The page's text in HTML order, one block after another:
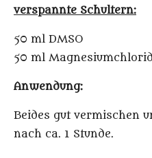
verspannte Schultern:
50 ml DMSO
50 ml
Anwendung:
Beides gut vermischen
nach ca. 1 Stunde.